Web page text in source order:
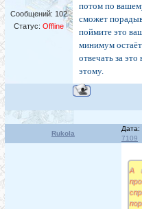
Сообщений: 102
Статус: Offline
потом по
сможет
поймите это
минимум
отвечать за
этому.
Rukola
Дата:
7109
А